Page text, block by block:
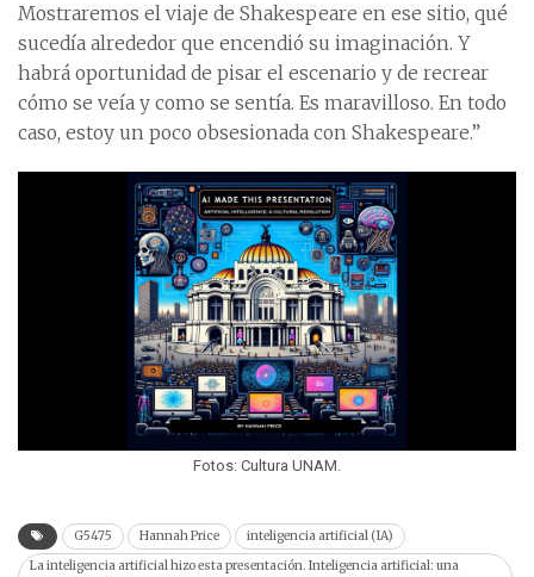
Mostraremos el viaje de Shakespeare en ese sitio, qué
sucedía alrededor que encendió su imaginación. Y
habrá oportunidad de pisar el escenario y de recrear
cómo se veía y como se sentía. Es maravilloso. En todo
caso, estoy un poco obsesionada con Shakespeare.”
Fotos: Cultura UNAM.
G5475 Hannah Price
inteligencia artificial (IA)
La inteligencia artificial hizo esta presentación. Inteligencia artificial: una